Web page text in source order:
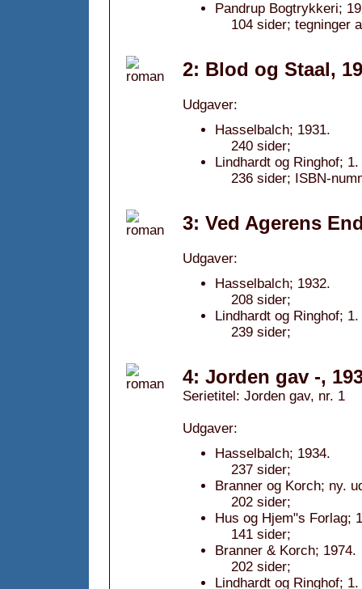
Pandrup Bogtrykkeri;
104 sider; tegninger
2: Blod og Staal,
Udgaver:
Hasselbalch; 1931.
240 sider;
Lindhardt og Ringhof;
236 sider; ISBN-
3: Ved Agerens
Udgaver:
Hasselbalch; 1932.
208 sider;
Lindhardt og Ringhof;
239 sider;
4: Jorden gav -,
Serietitel: Jorden gav, nr. 1
Udgaver:
Hasselbalch; 1934.
237 sider;
Branner og Korch; ny.
202 sider;
Hus og Hjem"s Forlag;
141 sider;
Branner & Korch; 1974.
202 sider;
Lindhardt og Ringhof;